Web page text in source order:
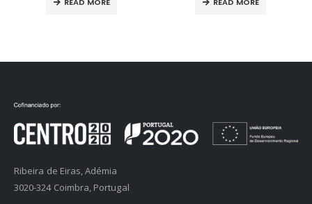
Ribeira de Eiras, Adémia
3020-324 Coimbra, Portugal